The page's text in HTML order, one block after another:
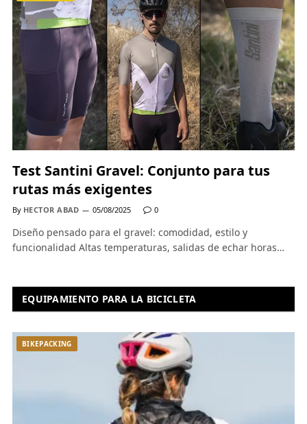
Test Santini Gravel: Conjunto para tus
rutas más exigentes
By HECTOR ABAD 05/08/2025 0
Diseño pensado para el gravel: comodidad, estilo y
funcionalidad Altas temperaturas, salidas de echar horas…
EQUIPAMIENTO PARA LA BICICLETA
BIKEPACKING